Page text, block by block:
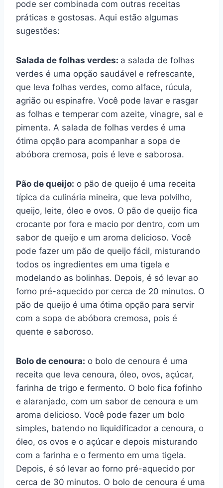
pode ser combinada com outras receitas
práticas e gostosas. Aqui estão algumas
sugestões:
Salada de folhas verdes: a salada de folhas
verdes é uma opção saudável e refrescante,
que leva folhas verdes, como alface, rúcula,
agrião ou espinafre. Você pode lavar e rasgar
as folhas e temperar com azeite, vinagre, sal e
pimenta. A salada de folhas verdes é uma
ótima opção para acompanhar a sopa de
abóbora cremosa, pois é leve e saborosa.
Pão de queijo: o pão de queijo é uma receita
típica da culinária mineira, que leva polvilho,
queijo, leite, óleo e ovos. O pão de queijo fica
crocante por fora e macio por dentro, com um
sabor de queijo e um aroma delicioso. Você
pode fazer um pão de queijo fácil, misturando
todos os ingredientes em uma tigela e
modelando as bolinhas. Depois, é só levar ao
forno pré-aquecido por cerca de 20 minutos. O
pão de queijo é uma ótima opção para servir
com a sopa de abóbora cremosa, pois é
quente e saboroso.
Bolo de cenoura: o bolo de cenoura é uma
receita que leva cenoura, óleo, ovos, açúcar,
farinha de trigo e fermento. O bolo fica fofinho
e alaranjado, com um sabor de cenoura e um
aroma delicioso. Você pode fazer um bolo
simples, batendo no liquidificador a cenoura, o
óleo, os ovos e o açúcar e depois misturando
com a farinha e o fermento em uma tigela.
Depois, é só levar ao forno pré-aquecido por
cerca de 30 minutos. O bolo de cenoura é uma